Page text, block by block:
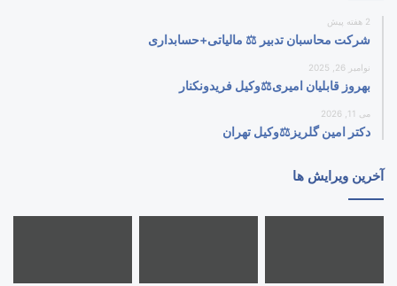
2 هفته پیش
شرکت محاسبان تدبیر ⚖️ مالیاتی+حسابداری
نوامبر 26, 2025
بهروز قابلیان امیری⚖️وکیل فریدونکنار
می 11, 2026
دکتر امین گلریز⚖️وکیل تهران
آخرین ویرایش ها